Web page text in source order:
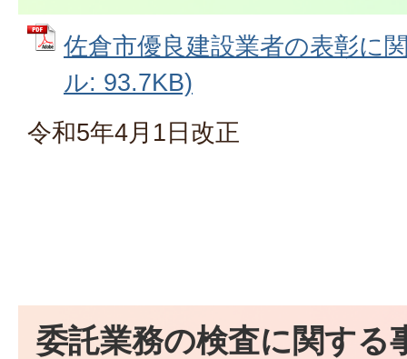
佐倉市優良建設業者の表彰に
ル: 93.7KB)
令和5年4月1日改正
委託業務の検査に関する